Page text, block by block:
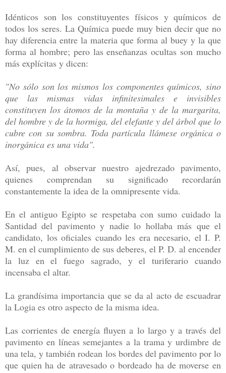
Idénticos son los constituyentes físicos y químicos de
todos los seres. La Química puede muy bien decir que no
hay diferencia entre la materia que forma al buey y la que
forma al hombre; pero las enseñanzas ocultas son mucho
más explícitas y dicen:
"No sólo son los mismos los componentes químicos, sino
que las mismas vidas infinitesimales e invisibles
constituyen los átomos de la montaña y de la margarita,
del hombre y de la hormiga, del elefante y del árbol que lo
cubre con su sombra. Toda partícula llámese orgánica o
inorgánica es una vida".
Así, pues, al observar nuestro ajedrezado pavimento,
quienes comprendan su significado recordarán
constantemente la idea de la omnipresente vida.
En el antiguo Egipto se respetaba con sumo cuidado la
Santidad del pavimento y nadie lo hollaba más que el
candidato, los oficiales cuando les era necesario, el I. P.
M. en el cumplimiento de sus deberes, el P. D. al encender
la luz en el fuego sagrado, y el turiferario cuando
incensaba el altar.
La grandísima importancia que se da al acto de escuadrar
la Logia es otro aspecto de la misma idea.
Las corrientes de energía fluyen a lo largo y a través del
pavimento en líneas semejantes a la trama y urdimbre de
una tela, y también rodean los bordes del pavimento por lo
que quien ha de atravesado o bordeado ha de moverse en